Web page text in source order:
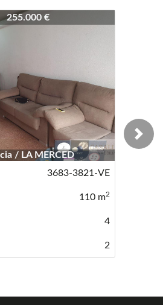
€
LA MERCED
3683-3821-VE
110m 2
4357
Murcia / SANTA EULALIA
4151-4188
Next